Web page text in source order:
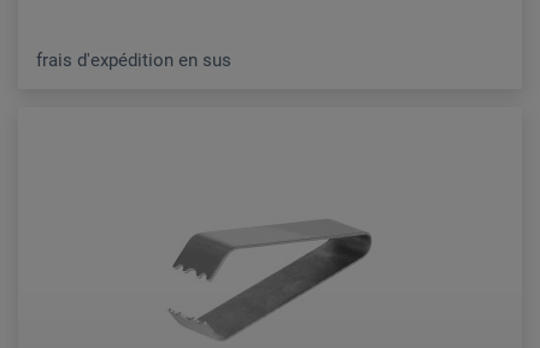
frais d'expédition en sus